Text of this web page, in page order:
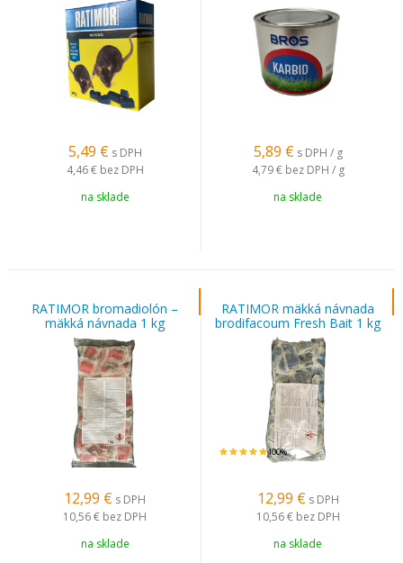
5,49 € s DPH
4,46 € bez DPH
na sklade
5,89 € s DPH / g
4,79 € bez DPH / g
na sklade
RATIMOR bromadiolón –
mäkká návnada 1 kg
12,99 € s DPH
10,56 € bez DPH
na sklade
RATIMOR mäkká návnada
brodifacoum Fresh Bait 1 kg
– modrá
100%
12,99 € s DPH
10,56 € bez DPH
na sklade